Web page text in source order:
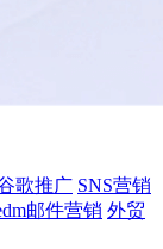
歌推广 SNS营销
邮件营销 外贸